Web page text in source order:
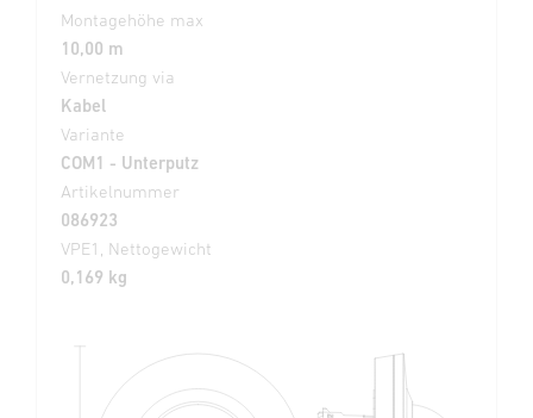
Montagehöhe max
10,00 m
Vernetzung via
Kabel
Variante
COM1 - Unterputz
Artikelnummer
086923
VPE1, Nettogewicht
0,169 kg